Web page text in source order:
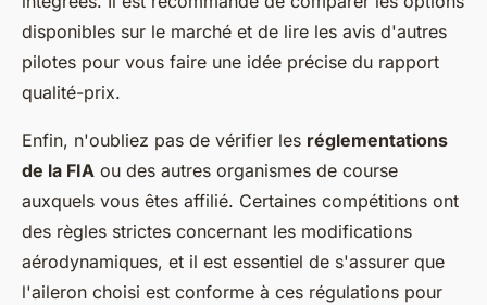
disponibles sur le marché et de lire les avis d'autres
pilotes pour vous faire une idée précise du rapport
qualité-prix.
Enfin, n'oubliez pas de vérifier les réglementations
de la FIA ou des autres organismes de course
auxquels vous êtes affilié. Certaines compétitions ont
des règles strictes concernant les modifications
aérodynamiques, et il est essentiel de s'assurer que
l'aileron choisi est conforme à ces régulations pour